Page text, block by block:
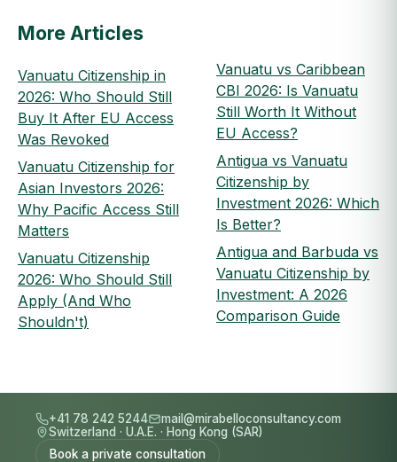
More Articles
Vanuatu Citizenship in
2026: Who Should Still
Buy It After EU Access
Was Revoked
Vanuatu Citizenship for
Asian Investors 2026:
Why Pacific Access Still
Matters
Vanuatu Citizenship
2026: Who Should Still
Apply (And Who
Shouldn't)
Vanuatu vs Caribbean
CBI 2026: Is Vanuatu
Still Worth It Without
EU Access?
Antigua vs Vanuatu
Citizenship by
Investment 2026: Which
Is Better?
Antigua and Barbuda vs
Vanuatu Citizenship by
Investment: A 2026
Comparison Guide
+41 78 242 5244
mail@mirabelloconsultancy.com
Switzerland · U.A.E. · Hong Kong (SAR)
Book a private consultation